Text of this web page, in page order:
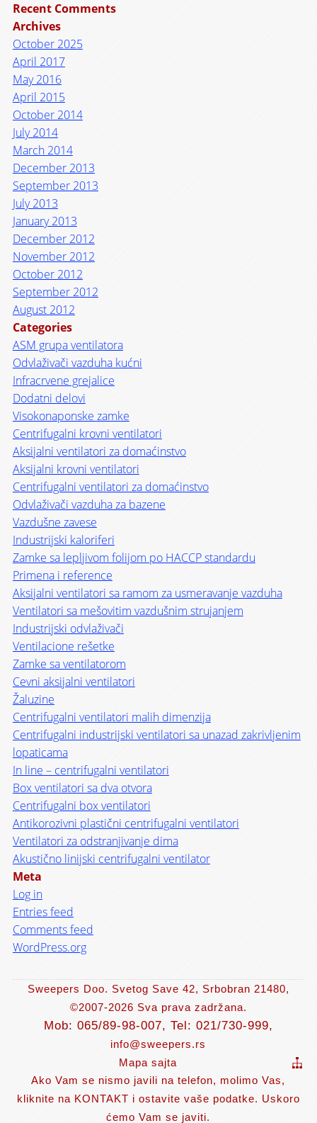
Recent Comments
Archives
October 2025
April 2017
May 2016
April 2015
October 2014
July 2014
March 2014
December 2013
September 2013
July 2013
January 2013
December 2012
November 2012
October 2012
September 2012
August 2012
Categories
ASM grupa ventilatora
Odvlaživači vazduha kućni
Infracrvene grejalice
Dodatni delovi
Visokonaponske zamke
Centrifugalni krovni ventilatori
Aksijalni ventilatori za domaćinstvo
Aksijalni krovni ventilatori
Centrifugalni ventilatori za domaćinstvo
Odvlaživači vazduha za bazene
Vazdušne zavese
Industrijski kaloriferi
Zamke sa lepljivom folijom po HACCP standardu
Primena i reference
Aksijalni ventilatori sa ramom za usmeravanje vazduha
Ventilatori sa mešovitim vazdušnim strujanjem
Industrijski odvlaživači
Ventilacione rešetke
Zamke sa ventilatorom
Cevni aksijalni ventilatori
Žaluzine
Centrifugalni ventilatori malih dimenzija
Centrifugalni industrijski ventilatori sa unazad zakrivljenim
lopaticama
In line – centrifugalni ventilatori
Box ventilatori sa dva otvora
Centrifugalni box ventilatori
Antikorozivni plastični centrifugalni ventilatori
Ventilatori za odstranjivanje dima
Akustično linijski centrifugalni ventilator
Meta
Log in
Entries feed
Comments feed
WordPress.org
Sweepers Doo. Svetog Save 42, Srbobran 21480,
©2007-2026 Sva prava zadržana.
Mob: 065/89-98-007, Tel: 021/730-999,
info@sweepers.rs
Mapa sajta
Ako Vam se nismo javili na telefon, molimo Vas,
kliknite na KONTAKT i ostavite vaše podatke. Uskoro
ćemo Vam se javiti.